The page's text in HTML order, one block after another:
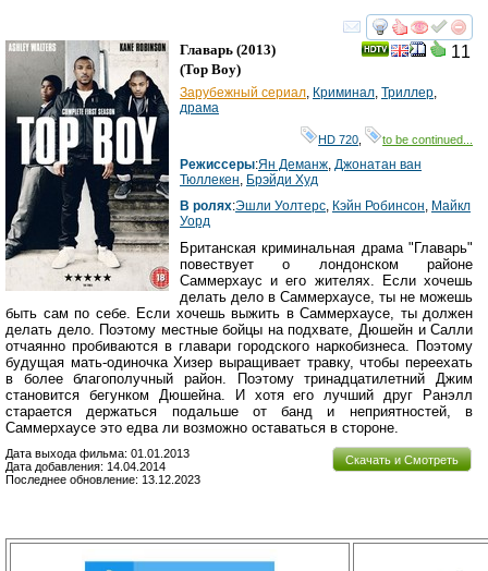
смотреть
11
Главарь (2013)
(Top Boy)
Зарубежный сериал Криминал Триллер
драма
HD 720 to be continued...
Режиссеры:Ян Деманж Джонатан ван
Тюллекен Брэйди Худ
В ролях:Эшли Уолтерс Кэйн Робинсон Майкл
Уорд
Британская криминальная драма "Главарь"
повествует о лондонском районе
Саммерхаус и его жителях. Если хочешь
делать дело в Саммерхаусе, ты не можешь
быть сам по себе. Если хочешь выжить в Саммерхаусе, ты должен
делать дело. Поэтому местные бойцы на подхвате, Дюшейн и Салли
отчаянно пробиваются в главари городского наркобизнеса. Поэтому
будущая мать-одиночка Хизер выращивает травку, чтобы переехать
в более благополучный район. Поэтому тринадцатилетний Джим
становится бегунком Дюшейна. И хотя его лучший друг Ранэлл
старается держаться подальше от банд и неприятностей, в
Саммерхаусе это едва ли возможно оставаться в стороне.
Скачать и Смотреть
Дата выхода фильма: 01.01.2013
Дата добавления: 14.04.2014
Последнее обновление: 13.12.2023